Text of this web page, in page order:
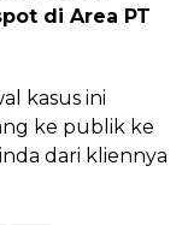
di Area PT
kasus ini
ke publik ke
dari kliennya